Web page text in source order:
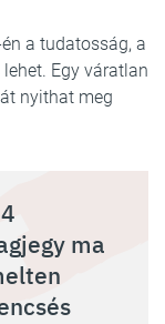
a tudatosság, a
Egy váratlan
nyithat meg
ma